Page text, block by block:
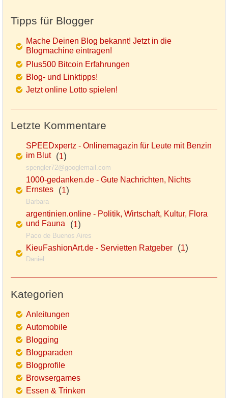
Tipps für Blogger
Mache Deinen Blog bekannt! Jetzt in die
Blogmachine eintragen!
Plus500 Bitcoin Erfahrungen
Blog- und Linktipps!
Jetzt online Lotto spielen!
Letzte Kommentare
SPEEDxpertz - Onlinemagazin für Leute mit Benzin
im Blut(1)
spengler72@googlemail.com
1000-gedanken.de - Gute Nachrichten, Nichts
Ernstes (1)
Barbara
argentinien.online - Politik, Wirtschaft, Kultur, Flora
und Fauna (1)
Paco de Buenos Aires
KieuFashionArt.de - Servietten Ratgeber (1)
Daniel
Kategorien
Anleitungen
Automobile
Blogging
Blogparaden
Blogprofile
Browsergames
Essen & Trinken